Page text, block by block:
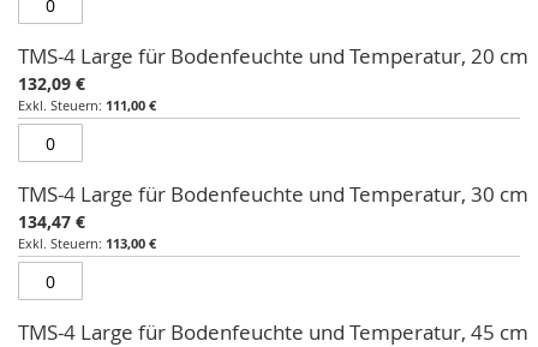
TMS-4 Large für Bodenfeuchte und Temperatur, 20 cm
132,09 €
111,00 €
TMS-4 Large für Bodenfeuchte und Temperatur, 30 cm
134,47 €
113,00 €
TMS-4 Large für Bodenfeuchte und Temperatur, 45 cm